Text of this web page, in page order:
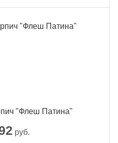
руб.
"Флеш Патина"